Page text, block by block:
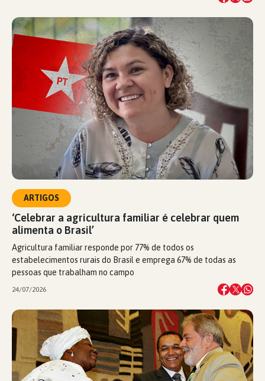
ARTIGOS
‘Celebrar a agricultura familiar é celebrar quem
alimenta o Brasil’
Agricultura familiar responde por 77% de todos os
estabelecimentos rurais do Brasil e emprega 67% de todas as
pessoas que trabalham no campo
24/07/2026